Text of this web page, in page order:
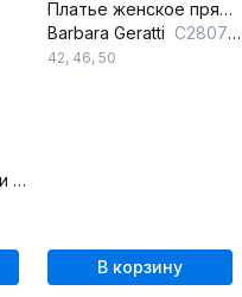
Платье с мерцающими планками и прорезными карманами
Платье женское прямого силуэта из трикотажа
Barbara Geratti С2807BG серый/лаванда
42, 46, 50
В корзину